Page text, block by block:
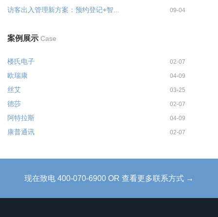
访客出入管理新方案：预约登记+智... 09-04
案例展示 Case
楼氏电子 02-07
欧瑞康 04-09
丝艾 03-25
德莎 02-07
阿特拉斯 04-09
康普通讯 02-07
现在致电 400-070-6900 OR 查看更多联系方式 →